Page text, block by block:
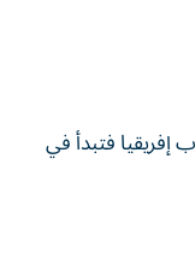
إفريقيا فتبدأ في